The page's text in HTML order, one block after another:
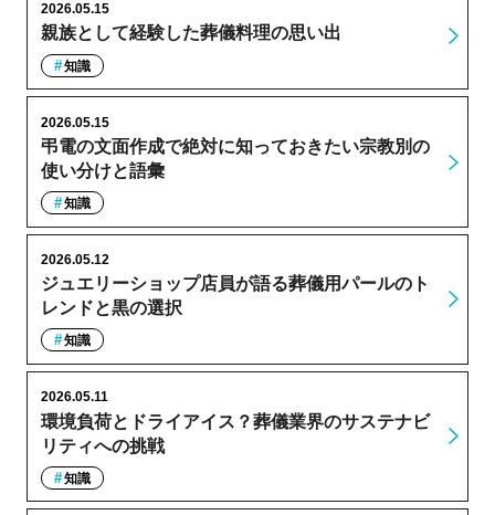
親族として経験した葬儀料理の思い出
2026.05.15
知識
弔電の文面作成で絶対に知っておきたい宗教別の
使い分けと語彙
2026.05.15
知識
ジュエリーショップ店員が語る葬儀用パールのト
レンドと黒の選択
2026.05.12
知識
環境負荷とドライアイス？葬儀業界のサステナビ
リティへの挑戦
2026.05.11
知識